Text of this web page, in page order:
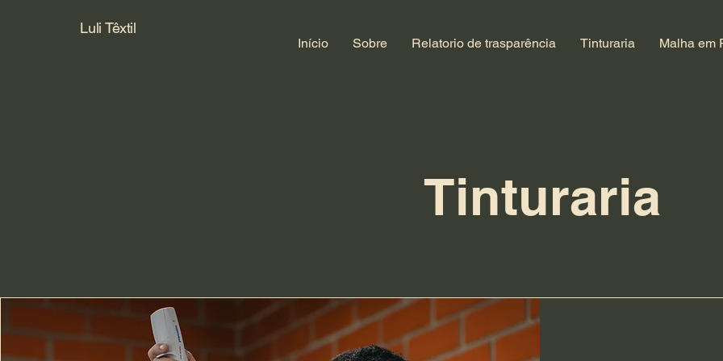
Luli Têxtil
Início Sobre Relatorio de trasparência Tinturaria Malha em
Tinturaria